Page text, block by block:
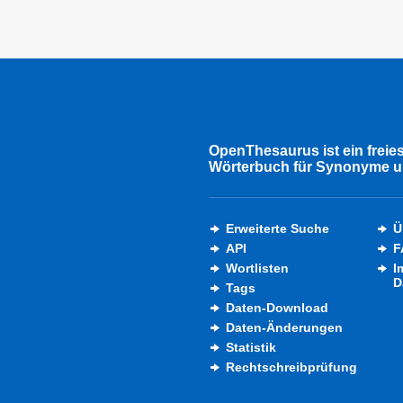
OpenThesaurus ist ein
Wörterbuch für Synonyme
Erweiterte Suche
API
Wortlisten
Tags
Daten-Download
Daten-Änderungen
Statistik
Rechtschreibprüfung